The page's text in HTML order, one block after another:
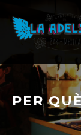
content
PER